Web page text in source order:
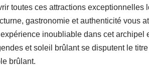
toutes ces attractions exceptionnelles
gastronomie et authenticité vous
inoubliable dans cet archipel
et soleil brûlant se disputent le
brûlant.